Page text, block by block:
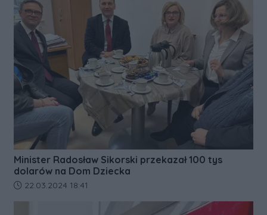
Minister Radosław Sikorski przekazał 100 tys
dolarów na Dom Dziecka
Data dodania artykułu:
22.03.2024 18:41